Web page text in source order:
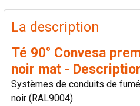
PRODUITS
FRÉQUEMMENT
ACHETÉS
SÉLECTIONNER
La description
Té 90° Convesa
noir mat -
Systèmes de conduits de
noir (RAL9004).